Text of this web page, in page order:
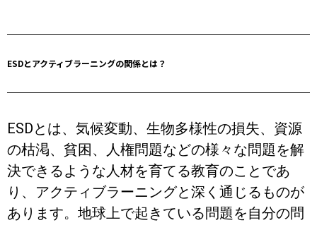
ESDとアクティブラーニングの関係とは？
ESDとは、気候変動、生物多様性の損失、資源
の枯渇、貧困、人権問題などの様々な問題を解
決できるような人材を育てる教育のことであ
り、アクティブラーニングと深く通じるものが
あります。地球上で起きている問題を自分の問